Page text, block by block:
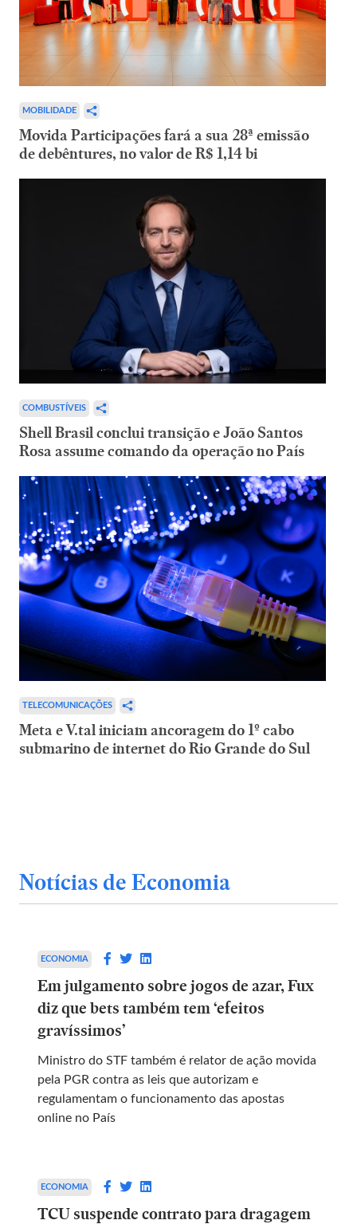
MOBILIDADE
Movida Participações fará a sua 28ª emissão
de debêntures, no valor de R$ 1,14 bi
COMBUSTÍVEIS
Shell Brasil conclui transição e João Santos
Rosa assume comando da operação no País
TELECOMUNICAÇÕES
Meta e V.tal iniciam ancoragem do 1º cabo
submarino de internet do Rio Grande do Sul
Notícias de Economia
ECONOMIA
Em julgamento sobre jogos de azar, Fux
diz que bets também tem ‘efeitos
gravíssimos’
Ministro do STF também é relator de ação movida
pela PGR contra as leis que autorizam e
regulamentam o funcionamento das apostas
online no País
ECONOMIA
TCU suspende contrato para dragagem